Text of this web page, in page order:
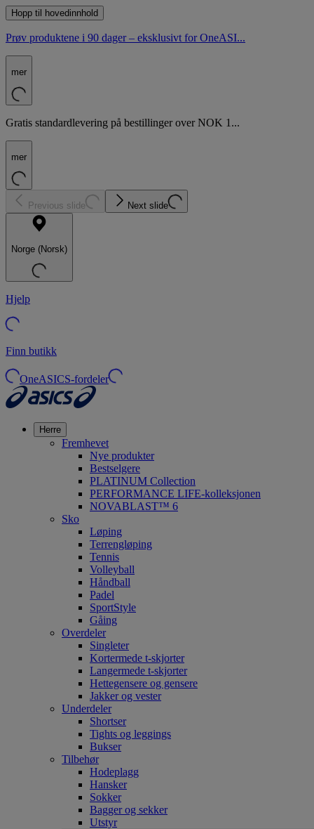
Hopp til hovedinnhold
Prøv produktene i 90 dager – eksklusivt for OneASI...
mer
Gratis standardlevering på bestillinger over NOK 1...
mer
Previous slide Next slide
Norge (Norsk)
Hjelp
Finn butikk
OneASICS-fordeler
Herre
Fremhevet
Nye produkter
Bestselgere
PLATINUM Collection
PERFORMANCE LIFE-kolleksjonen
NOVABLAST™ 6
Sko
Løping
Terrengløping
Tennis
Volleyball
Håndball
Padel
SportStyle
Gåing
Overdeler
Singleter
Kortermede t-skjorter
Langermede t-skjorter
Hettegensere og gensere
Jakker og vester
Underdeler
Shortser
Tights og leggings
Bukser
Tilbehør
Hodeplagg
Hansker
Sokker
Bagger og sekker
Utstyr